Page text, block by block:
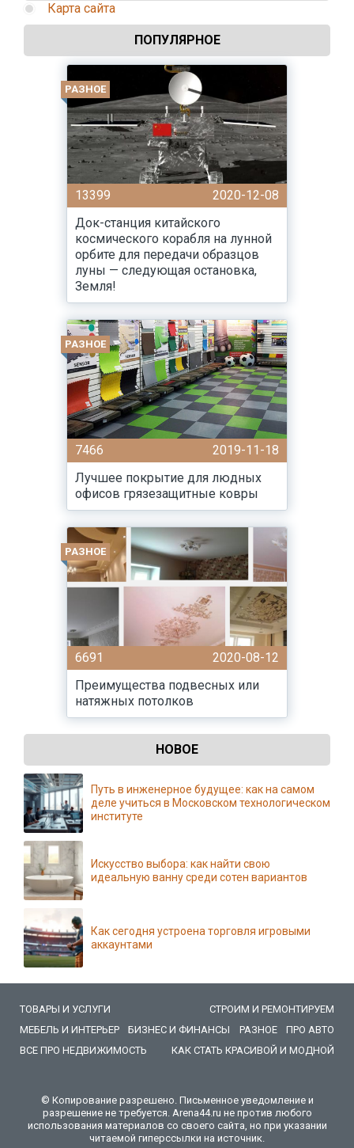
Карта сайта
ПОПУЛЯРНОЕ
РАЗНОЕ
13399
2020-12-08
Док-станция китайского
космического корабля на лунной
орбите для передачи образцов
луны — следующая остановка,
Земля!
РАЗНОЕ
7466
2019-11-18
Лучшее покрытие для людных
офисов грязезащитные ковры
РАЗНОЕ
6691
2020-08-12
Преимущества подвесных или
натяжных потолков
НОВОЕ
Путь в инженерное будущее: как на самом
деле учиться в Московском технологическом
институте
Искусство выбора: как найти свою
идеальную ванну среди сотен вариантов
Как сегодня устроена торговля игровыми
аккаунтами
ТОВАРЫ И УСЛУГИ
СТРОИМ И РЕМОНТИРУЕМ
МЕБЕЛЬ И ИНТЕРЬЕР
БИЗНЕС И ФИНАНСЫ РАЗНОЕ
ПРО АВТО
ВСЕ ПРО НЕДВИЖИМОСТЬ
КАК СТАТЬ КРАСИВОЙ И МОДНОЙ
© Копирование разрешено. Письменное уведомление и
разрешение не требуется. Arena44.ru не против любого
использования материалов со своего сайта, но при указании
читаемой гиперссылки на источник.